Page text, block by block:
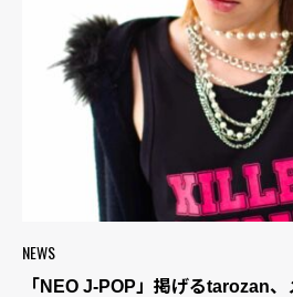
NEWS
「NEO J-POP」掲げるtarozan